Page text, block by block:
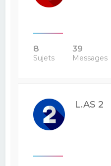
8
Sujets
39
Messages
L.AS 2